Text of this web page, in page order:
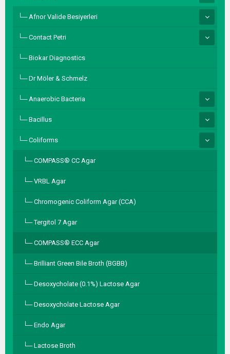
Afnor Valide Besiyerleri
Contact Petri
Biokar Diagnostics
Dr Möler & Schmelz
Anaerobic Bacteria
Bacillus
Coliforms
COMPASS® CC Agar
VRBL Agar
Chromogenic Coliform Agar (CCA)
Tergitol 7 Agar
COMPASS® ECC Agar
Brilliant Green Bile Broth (BGBB)
Desoxycholate (0.1%) Lactose Agar
Desoxycholate Lactose Agar
Endo Agar
Lactose Broth